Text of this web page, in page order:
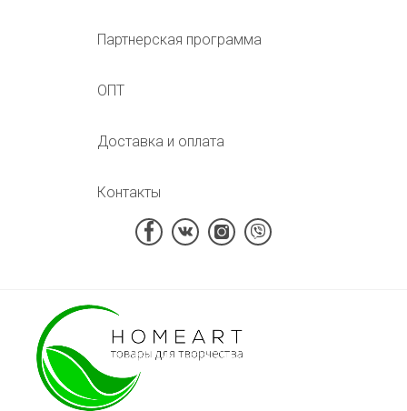
Партнерская программа
ОПТ
Доставка и оплата
Контакты